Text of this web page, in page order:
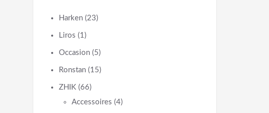
Harken (23)
Liros (1)
Occasion (5)
Ronstan (15)
ZHIK (66)
Accessoires (4)